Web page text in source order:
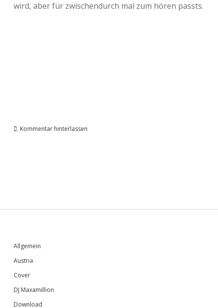
wird, aber für zwischendurch mal zum hören passts.
Kommentar hinterlassen
Sidebar
Allgemein
Austria
Cover
DJ Maxamillion
Download